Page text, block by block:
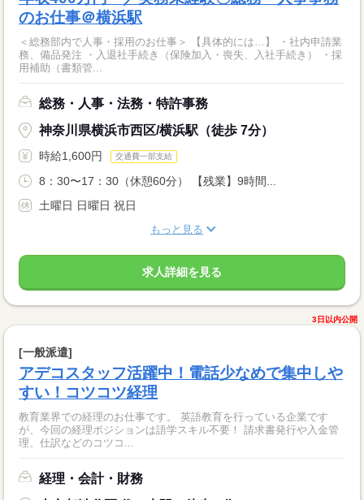
のお仕事＠横浜駅
＜総務部内で人事・採用のお仕事＞ 【具体的には…】 ・社内申請業
務、備品発注 ・入退社手続き（保険加入・喪失、入社手続き） ・採
用補助（書類管...
総務・人事・法務・特許事務
神奈川県横浜市西区/横浜駅（徒歩 7分）
時給1,600円 交通費一部支給
8：30〜17：30（休憩60分） 【残業】9時間...
土曜日 日曜日 祝日
もっと見る
求人詳細を見る
3日以内公開
[一般派遣]
アデコスタッフ活躍中！電話少なめで集中しや
すい！コツコツ経理
教育業界での経理のお仕事です。 英語教育を行っている企業です
が、今回の経理ポジションは語学スキル不要！ 請求書発行や入金管
理、仕訳などのコツコ...
経理・会計・財務